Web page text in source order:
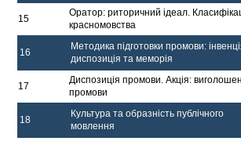
15
Оратор: риторичний ідеал.
красномовства
16
Методика підготовки промови:
диспозиція та меморія
17
Диспозиція промови. Акція:
промови
18
Культура та образність публічного
мовлення